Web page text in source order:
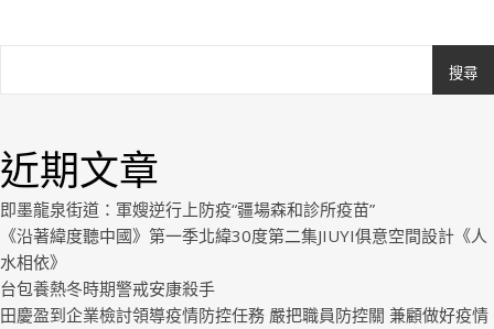
搜尋
近期文章
即墨龍泉街道：軍嫂逆行上防疫“疆場森和診所疫苗”
《沿著緯度聽中國》第一季北緯30度第二集JIUYI俱意空間設計《人
水相依》
台包養熱冬時期警戒安康殺手
田慶盈到企業檢討領導疫情防控任務 嚴把職員防控關 兼顧做好疫情
Royal.